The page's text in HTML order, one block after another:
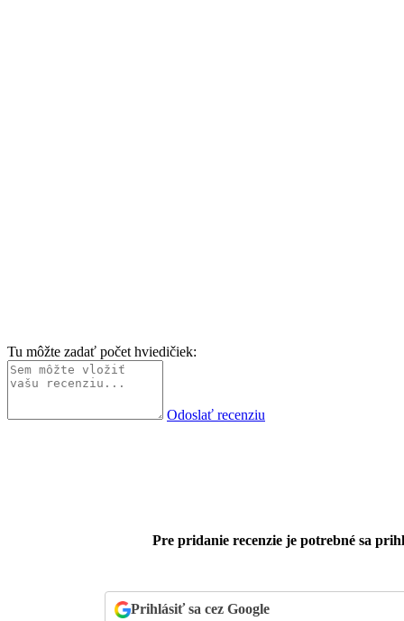
Tu môžte zadať počet hviedičiek:
Odoslať recenziu
Pre pridanie recenzie je potrebné sa
Prihlásiť sa cez Google